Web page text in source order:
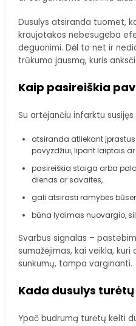
Dusulys atsiranda tuomet,
kraujotakos nebesugeba
deguonimi. Dėl to net ir
trūkumo jausmą, kuris
Kaip pasireiškia
Su artėjančiu infarktu
atsiranda atliekant
pavyzdžiui, lipant laiptais
pasireiškia staiga arba
dienas ar savaites,
gali atsirasti ramybės
būna lydimas nuovargio,
Svarbus signalas –
sumažėjimas, kai veikla,
sunkumų, tampa varginanti.
Kada dusulys
Ypač budrumą turėtų kelti